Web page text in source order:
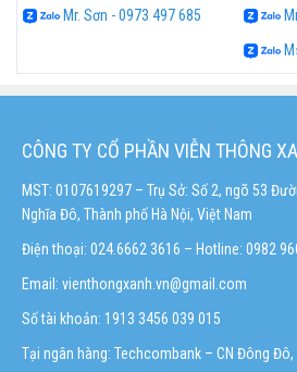
Mr. Sơn - 0973 497 685
CÔNG TY CỔ PHẦN VIỄN THÔNG
MST: 0107619297 – Trụ Sở: Số 2, ngõ 53
Nghĩa Đô, Thành phố Hà Nội, Việt Nam
Điện thoại: 024.6662 3616 – Hotline: 0982
Email: vienthongxanh.vn@gmail.com
Số tài khoản: 1913 3456 039 015
Tại ngân hàng: Techcombank – CN Đông Đô,